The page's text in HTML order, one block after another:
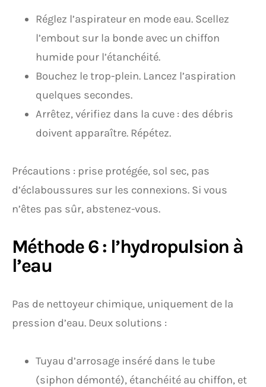
Réglez l’aspirateur en mode eau. Scellez
l’embout sur la bonde avec un chiffon
humide pour l’étanchéité.
Bouchez le trop-plein. Lancez l’aspiration
quelques secondes.
Arrêtez, vérifiez dans la cuve : des débris
doivent apparaître. Répétez.
Précautions : prise protégée, sol sec, pas
d’éclaboussures sur les connexions. Si vous
n’êtes pas sûr, abstenez-vous.
Méthode 6 : l’hydropulsion à
l’eau
Pas de nettoyeur chimique, uniquement de la
pression d’eau. Deux solutions :
Tuyau d’arrosage inséré dans le tube
(siphon démonté), étanchéité au chiffon, et